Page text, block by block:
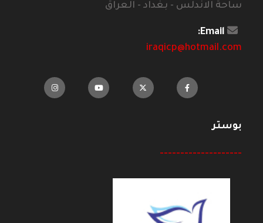
ساحة الاندلس - بغداد - العراق
Email:
iraqicp@hotmail.com
بوستر
--------------------